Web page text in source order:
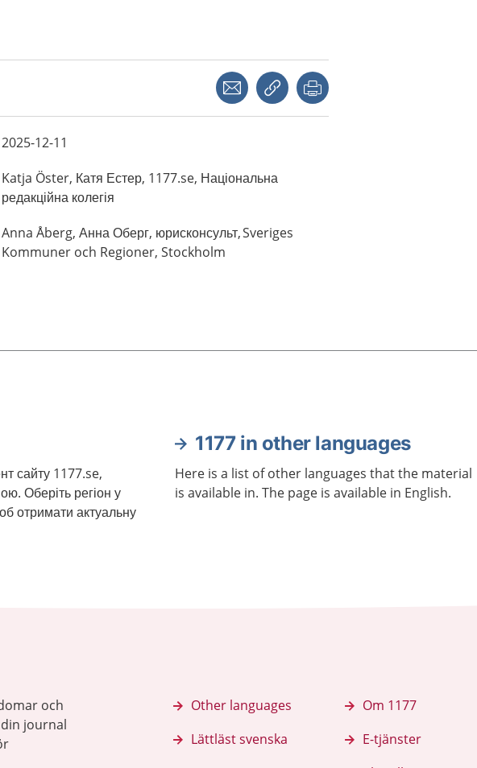
Share with a friend
Copy link
2025-12-11
Katja Öster, Катя Естер, 1177.se, Національна
редакційна колегія
Anna Åberg, Анна Оберг, юрисконсульт, Sveriges
Kommuner och Regioner, Stockholm
сайту 1177.se,
Оберіть регіон у
отримати актуальну
1177 in other languages
Here is a list of other languages that the material
is available in. The page is available in English.
och
journal
Other languages
Lättläst svenska
Om 1177
E-tjänster